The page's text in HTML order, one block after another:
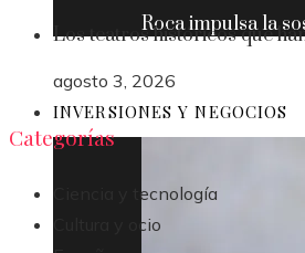
Roca impulsa la
INVERSIONES Y NEGOCIOS
Los teatros históricos que
agosto 3, 2026
Categorías
Ciencia y tecnología
Cultura y ocio